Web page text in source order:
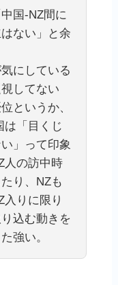
国‐NZ間に
ない」と余
にしている
してない
というか、
は「目くじ
」って印象
人の訪中時
り、NZも
入りに限り
込む動きを
強い。